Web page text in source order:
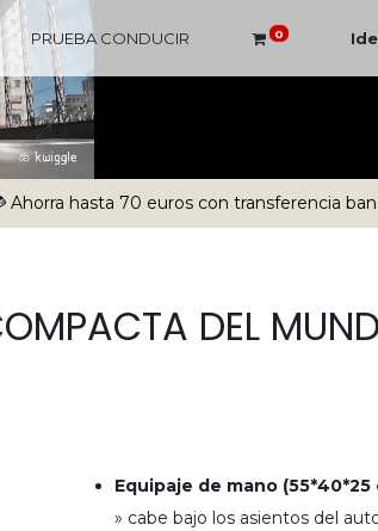
PRUEBA CONDUCIR 0
Ahorra hasta 70 euros con transferencia
DEL
Equipaje de mano (55*40*25
» cabe bajo los asientos del